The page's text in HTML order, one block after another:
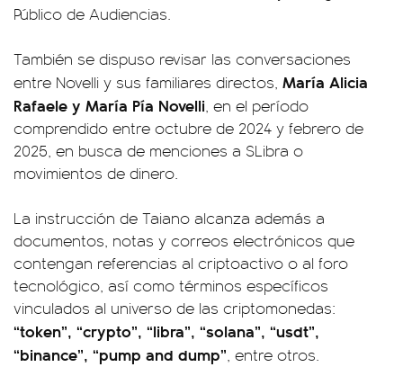
Público de Audiencias.
También se dispuso revisar las conversaciones
entre Novelli y sus familiares directos, María Alicia
Rafaele y María Pía Novelli, en el período
comprendido entre octubre de 2024 y febrero de
2025, en busca de menciones a $Libra o
movimientos de dinero.
La instrucción de Taiano alcanza además a
documentos, notas y correos electrónicos que
contengan referencias al criptoactivo o al foro
tecnológico, así como términos específicos
vinculados al universo de las criptomonedas:
“token”, “crypto”, “libra”, “solana”, “usdt”,
“binance”, “pump and dump”, entre otros.